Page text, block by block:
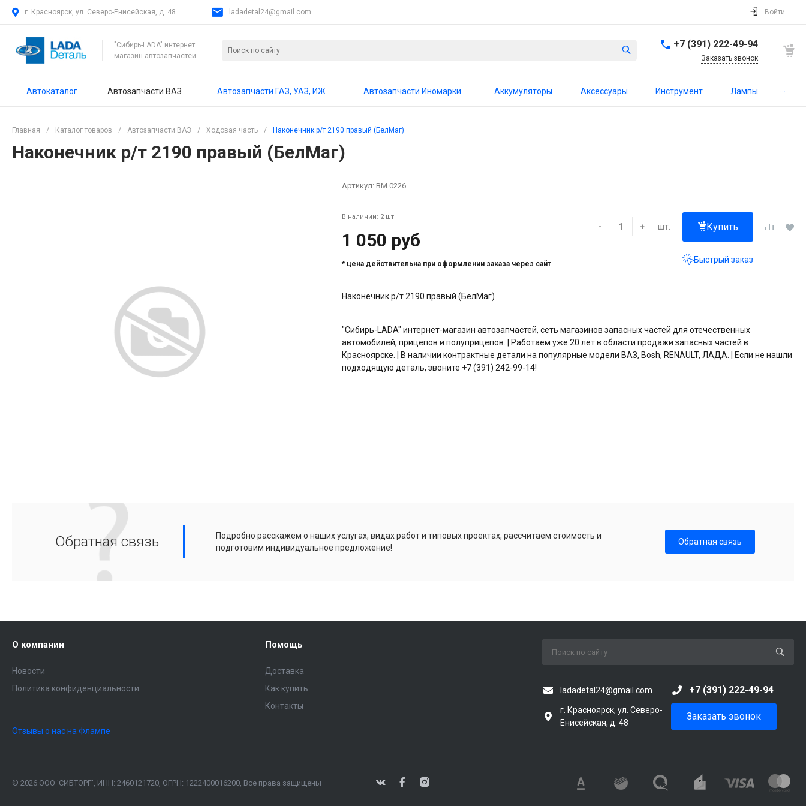
г. Красноярск, ул. Северо-Енисейская, д. 48 ladadetal24@gmail.com Войти
"Сибирь-LADA" интернет
магазин автозапчастей
+7 (391) 222-49-94
Заказать звонок
Автокаталог Автозапчасти ВАЗ Автозапчасти ГАЗ, УАЗ, ИЖ Автозапчасти Иномарки Аккумуляторы Аксессуары Инструмент Лампы ...
Главная / Каталог товаров / Автозапчасти ВАЗ / Ходовая часть / Наконечник р/т 2190 правый (БелМаг)
Наконечник р/т 2190 правый (БелМаг)
Артикул: BM.0226
В наличии: 2 шт
1 050 руб
* цена действительна при оформлении заказа через сайт
- + шт. Купить
Быстрый заказ
Наконечник р/т 2190 правый (БелМаг)
"Сибирь-LADA" интернет-магазин автозапчастей, сеть магазинов запасных частей для отечественных
автомобилей, прицепов и полуприцепов. | Работаем уже 20 лет в области продажи запасных частей в
Красноярске. | В наличии контрактные детали на популярные модели ВАЗ, Bosh, RENAULT, ЛАДА. | Если не нашли
подходящую деталь, звоните +7 (391) 242-99-14!
Обратная связь
Подробно расскажем о наших услугах, видах работ и типовых проектах, рассчитаем стоимость и
подготовим индивидуальное предложение!
Обратная связь
О компании
Новости
Политика конфиденциальности
Помощь
Доставка
Как купить
Контакты
Отзывы о нас на Флампе
ladadetal24@gmail.com +7 (391) 222-49-94
г. Красноярск, ул. Северо-
Енисейская, д. 48
Заказать звонок
© 2026 ООО 'СИБТОРГ', ИНН: 2460121720, ОГРН: 1222400016200, Все права защищены